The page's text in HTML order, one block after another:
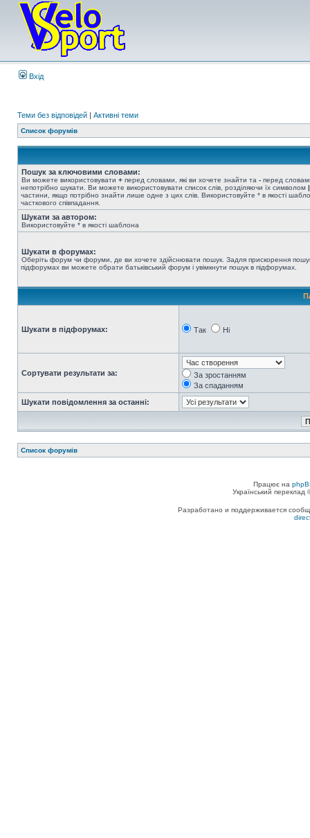
Вхід
Теми без відповідей | Активні теми
Список форумів
Пошук за ключовими словами:
Ви можете використовувати + перед словами, які ви хочете знайти та - перед
непотрібно шукати. Ви можете використовувати список слів, розділяючи їх символом |
частини, якщо потрібно знайти лише одне з цих слів. Використовуйте * в якості
часткового співпадання.
Шукати за автором:
Використовуйте * в якості шаблона
Шукати в форумах:
Оберіть форум чи форуми, де ви хочете здійснювати пошук. Задля прискорення
підфорумах ви можете обрати батьківський форум і увімкнути пошук в підфорумах.
Шукати в підфорумах: Так Ні
Сортувати результати за:
За зростанням
За спаданням
Шукати повідомлення за останні:
Список форумів
Працює на
Український
Разработано и поддерживается